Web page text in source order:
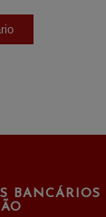
BANCÁRIOS